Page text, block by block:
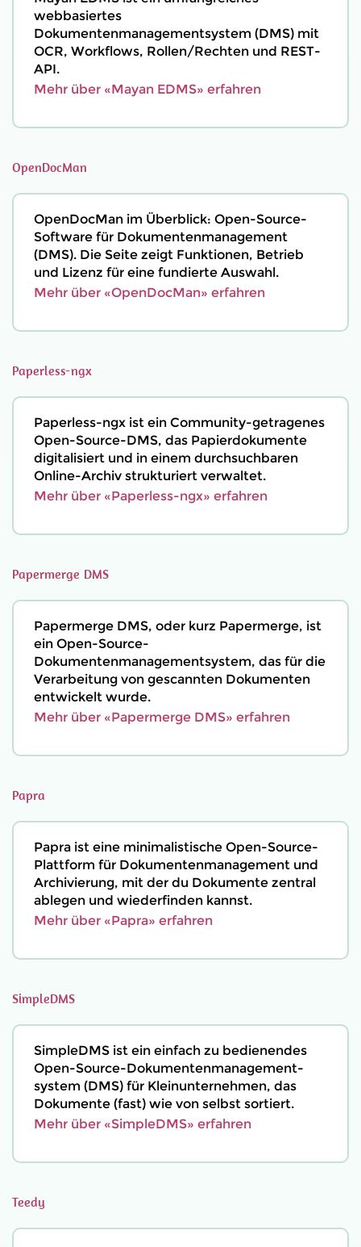
webbasiertes
Dokumentenmanagementsystem (DMS) mit
OCR, Workflows, Rollen/Rechten und REST-
API.
Mehr über «Mayan EDMS» erfahren
OpenDocMan
OpenDocMan im Überblick: Open-Source-
Software für Dokumentenmanagement
(DMS). Die Seite zeigt Funktionen, Betrieb
und Lizenz für eine fundierte Auswahl.
Mehr über «OpenDocMan» erfahren
Paperless-ngx
Paperless-ngx ist ein Community-getragenes
Open-Source-DMS, das Papierdokumente
digitalisiert und in einem durchsuchbaren
Online-Archiv strukturiert verwaltet.
Mehr über «Paperless-ngx» erfahren
Papermerge DMS
Papermerge DMS, oder kurz Papermerge, ist
ein Open-Source-
Dokumentenmanagementsystem, das für die
Verarbeitung von gescannten Dokumenten
entwickelt wurde.
Mehr über «Papermerge DMS» erfahren
Papra
Papra ist eine minimalistische Open-Source-
Plattform für Dokumentenmanagement und
Archivierung, mit der du Dokumente zentral
ablegen und wiederfinden kannst.
Mehr über «Papra» erfahren
SimpleDMS
SimpleDMS ist ein einfach zu bedienendes
Open-Source-Dokumenten­management­
system (DMS) für Kleinunternehmen, das
Dokumente (fast) wie von selbst sortiert.
Mehr über «SimpleDMS» erfahren
Teedy